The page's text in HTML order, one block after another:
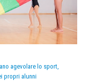
agevolare lo sport,
propri alunni